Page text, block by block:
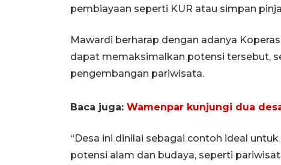
pembiayaan seperti KUR atau simpan
Mawardi berharap dengan adanya
dapat memaksimalkan potensi tersebut,
pengembangan pariwisata.
Baca juga: Wamenpar kunjungi dua
“Desa ini dinilai sebagai contoh ideal
potensi alam dan budaya, seperti